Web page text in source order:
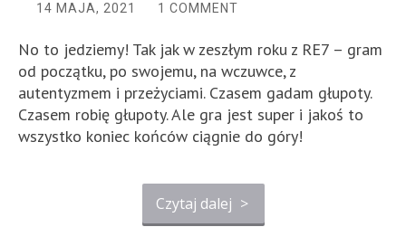
14 MAJA, 2021 1 COMMENT
No to jedziemy! Tak jak w zeszłym roku z RE7 – gram
od początku, po swojemu, na wczuwce, z
autentyzmem i przeżyciami. Czasem gadam głupoty.
Czasem robię głupoty. Ale gra jest super i jakoś to
wszystko koniec końców ciągnie do góry!
Czytaj dalej >